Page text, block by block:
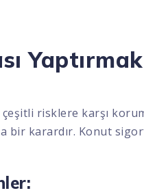
risklere karşı
bir karardır. Konut